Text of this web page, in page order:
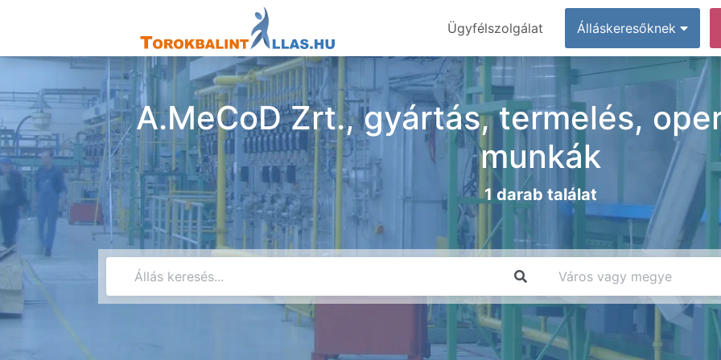
Ügyfélszolgálat Álláskeresőknek
A.MeCoD Zrt., gyártás, termelés,
munkák
1 darab találat